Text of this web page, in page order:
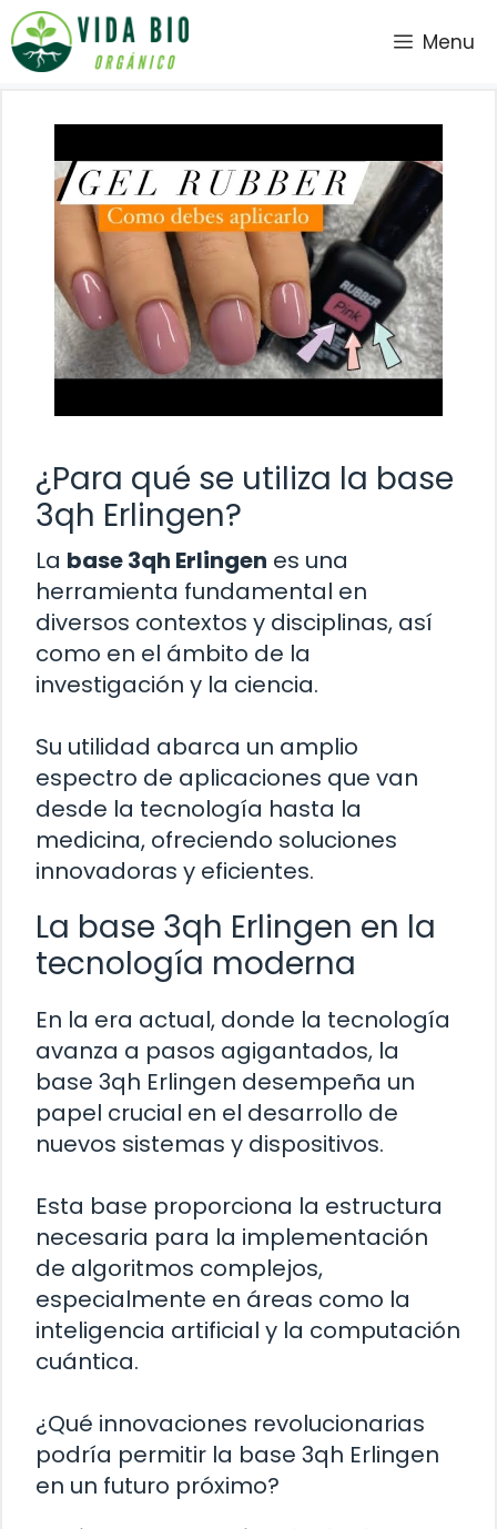
Saltar
al
contenido
Menu
¿Para qué se utiliza la base
3qh Erlingen?
La base 3qh Erlingen es una
herramienta fundamental en
diversos contextos y disciplinas, así
como en el ámbito de la
investigación y la ciencia.
Su utilidad abarca un amplio
espectro de aplicaciones que van
desde la tecnología hasta la
medicina, ofreciendo soluciones
innovadoras y eficientes.
La base 3qh Erlingen en la
tecnología moderna
En la era actual, donde la tecnología
avanza a pasos agigantados, la
base 3qh Erlingen desempeña un
papel crucial en el desarrollo de
nuevos sistemas y dispositivos.
Esta base proporciona la estructura
necesaria para la implementación
de algoritmos complejos,
especialmente en áreas como la
inteligencia artificial y la computación
cuántica.
¿Qué innovaciones revolucionarias
podría permitir la base 3qh Erlingen
en un futuro próximo?